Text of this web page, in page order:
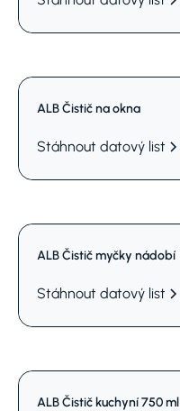
ALB Čistič na okna
Stáhnout datový list
ALB Čistič myčky nádobí
Stáhnout datový list
ALB Čistič kuchyní 750 ml